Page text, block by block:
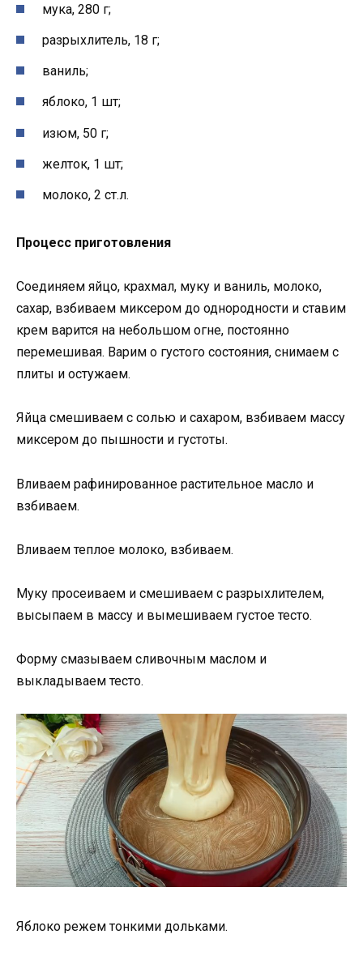
мука, 280 г;
разрыхлитель, 18 г;
ваниль;
яблоко, 1 шт;
изюм, 50 г;
желток, 1 шт;
молоко, 2 ст.л.
Процесс приготовления
Соединяем яйцо, крахмал, муку и ваниль, молоко,
сахар, взбиваем миксером до однородности и ставим
крем варится на небольшом огне, постоянно
перемешивая. Варим о густого состояния, снимаем с
плиты и остужаем.
Яйца смешиваем с солью и сахаром, взбиваем массу
миксером до пышности и густоты.
Вливаем рафинированное растительное масло и
взбиваем.
Вливаем теплое молоко, взбиваем.
Муку просеиваем и смешиваем с разрыхлителем,
высыпаем в массу и вымешиваем густое тесто.
Форму смазываем сливочным маслом и
выкладываем тесто.
Яблоко режем тонкими дольками.